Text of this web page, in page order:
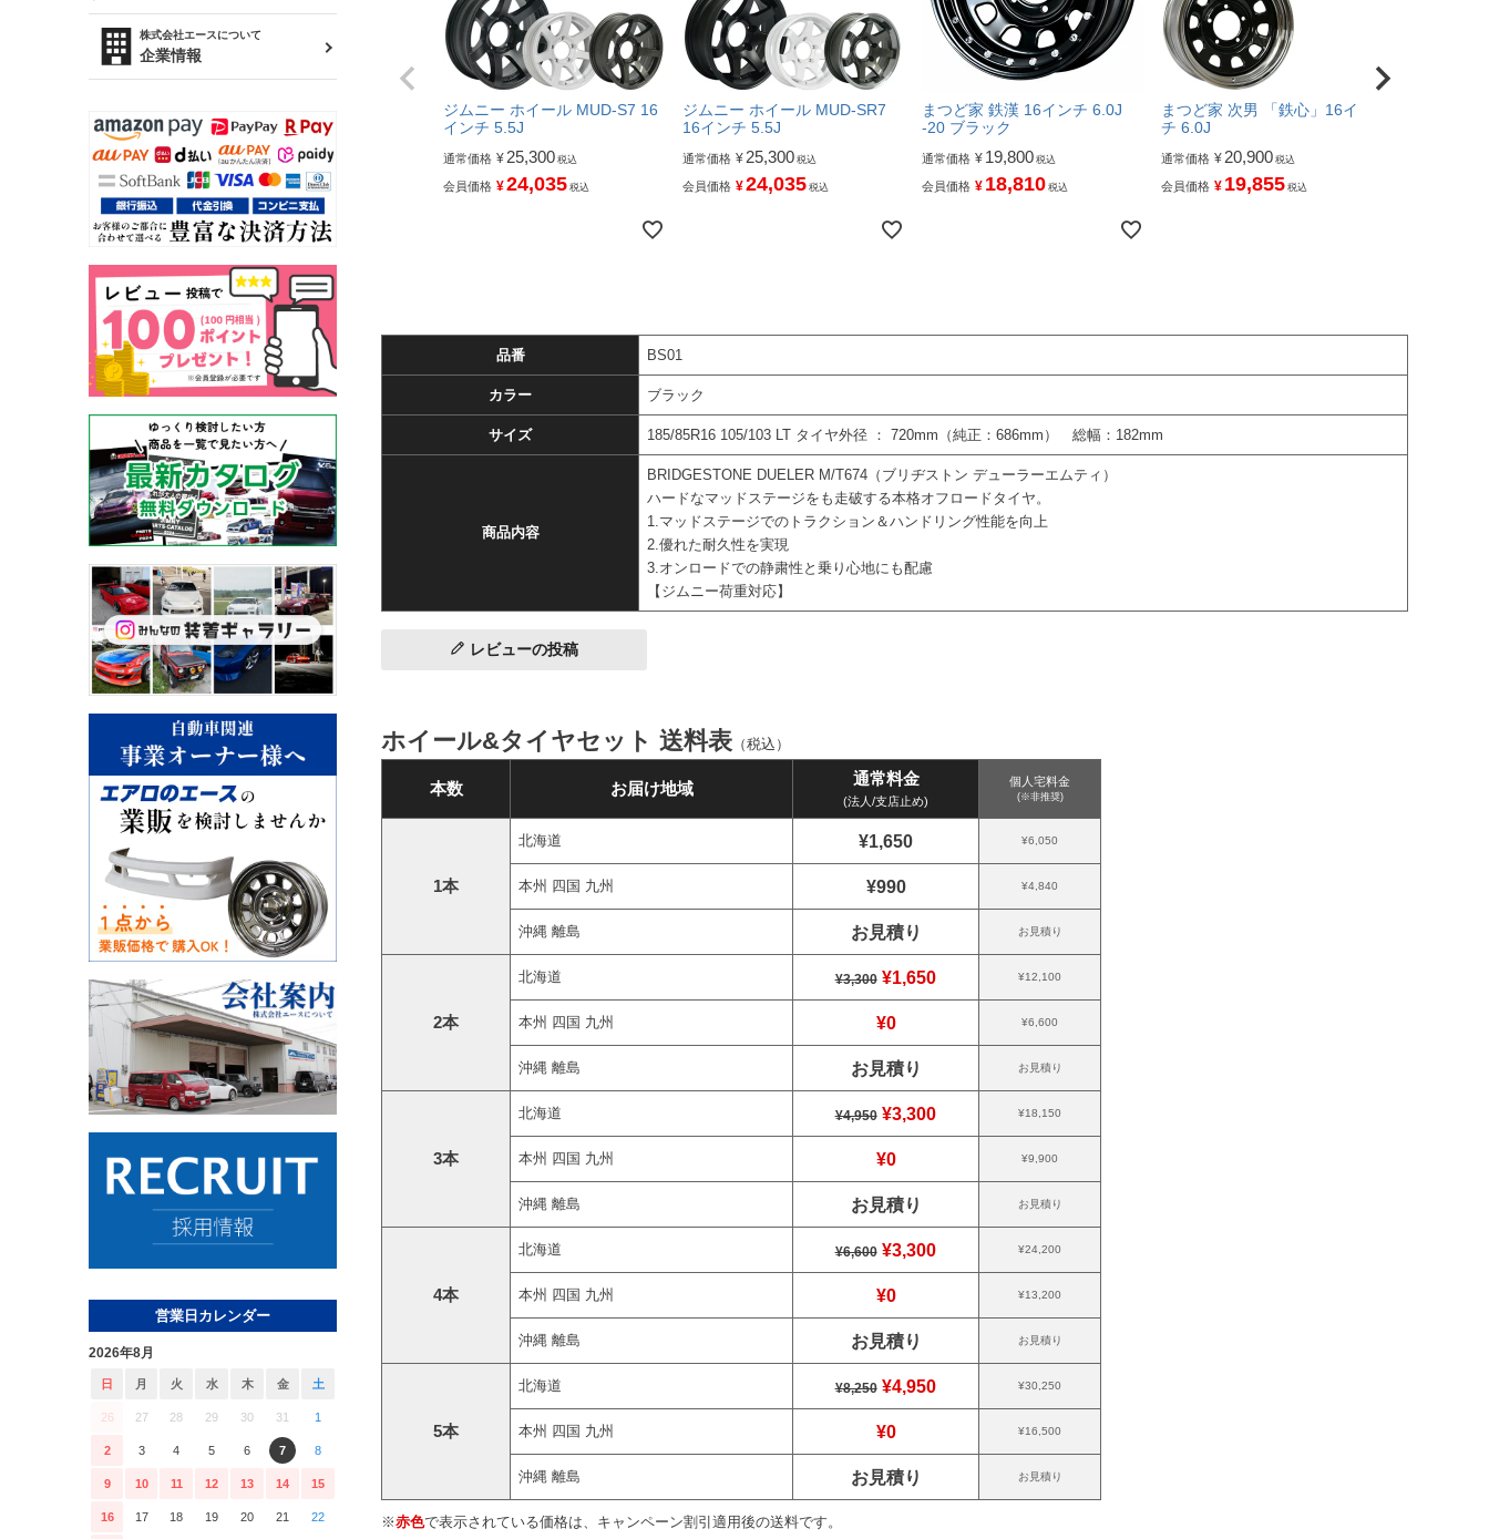
RAV4 キャラバン
ローレル
セフィーロ
ベビー用品
株式会社エースについて
企業情報
営業日カレンダー
2026年8月
日 月 火 水 木 金 土
26 27 28 29 30 31 1
2 3 4 5 6 7 8
9 10 11 12 13 14 15
16 17 18 19 20 21 22
ジムニー ホイール MUD-S7 16
インチ 5.5J
通常価格 ¥25,300 税込
会員価格 ¥24,035 税込
ジムニー ホイール MUD-SR7
16インチ 5.5J
通常価格 ¥25,300 税込
会員価格 ¥24,035 税込
まつど家 鉄漢 16インチ 6.0J
-20 ブラック
通常価格 ¥ 19,800 税込
会員価格 ¥ 18,810 税込
まつど家 次男 「鉄心」16イン
チ 6.0J
通常価格 ¥20,900 税込
会員価格 ¥ 19,855 税込
品番 BS01
カラー ブラック
サイズ 185/85R16 105/103 LT タイヤ外径 ： 720mm（純正：686mm） 総幅：182mm
商品内容
BRIDGESTONE DUELER M/T674（ブリヂストン デューラーエムティ）
ハードなマッドステージをも走破する本格オフロードタイヤ。
1.マッドステージでのトラクション＆ハンドリング性能を向上
2.優れた耐久性を実現
3.オンロードでの静粛性と乗り心地にも配慮
【ジムニー荷重対応】
レビューの投稿
ホイール&タイヤセット 送料表 （税込）
本数 お届け地域
通常料金
(法人/支店止め)
個人宅料金
(※非推奨)
1本
北海道 ¥1,650 ¥6,050
本州 四国 九州 ¥990 ¥4,840
沖縄 離島 お見積り お見積り
2本
北海道 ¥3,300 ¥1,650 ¥12,100
本州 四国 九州 ¥0 ¥6,600
沖縄 離島 お見積り お見積り
3本
北海道 ¥4,950 ¥3,300 ¥18,150
本州 四国 九州 ¥0 ¥9,900
沖縄 離島 お見積り お見積り
4本
北海道 ¥6,600 ¥3,300 ¥24,200
本州 四国 九州 ¥0 ¥13,200
沖縄 離島 お見積り お見積り
5本
北海道 ¥8,250 ¥4,950 ¥30,250
本州 四国 九州 ¥0 ¥16,500
沖縄 離島 お見積り お見積り
※赤色で表示されている価格は、キャンペーン割引適用後の送料です。